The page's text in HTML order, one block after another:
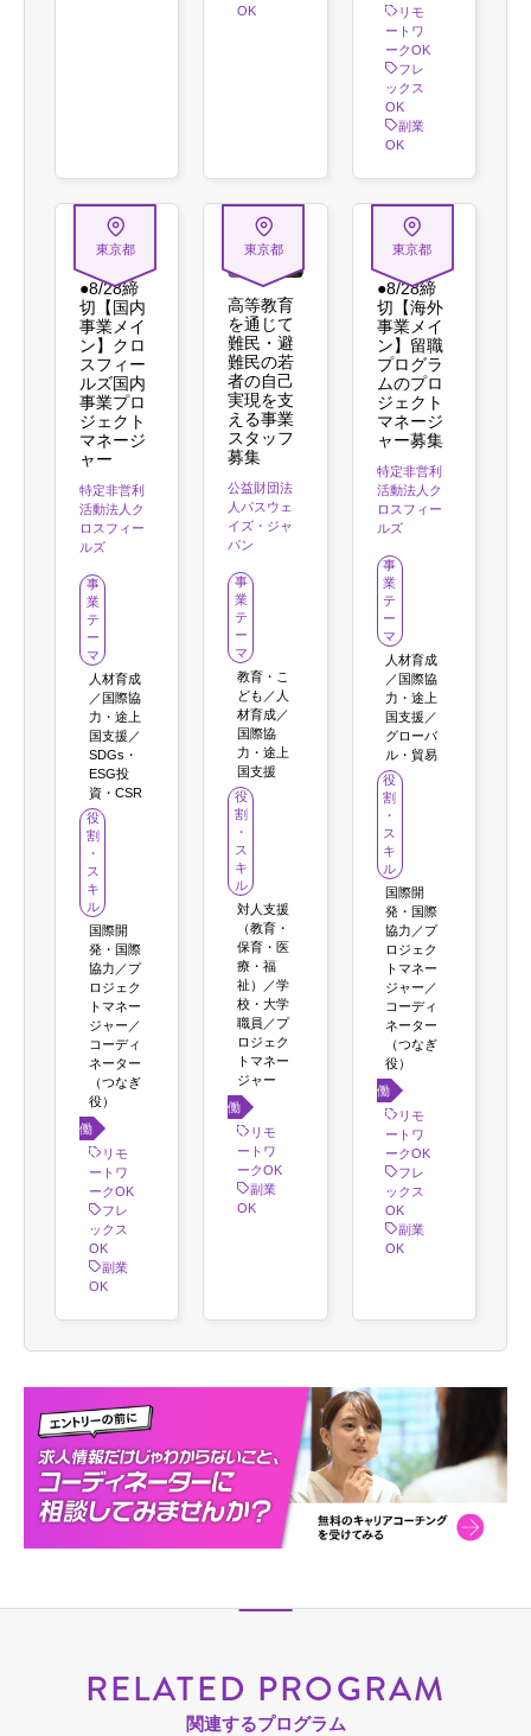
OK
方 リモ
ートワ
ークOK
フレ
ックス
OK
副業
OK
東京都
●8/28締
切【国内
事業メイ
ン】クロ
スフィー
ルズ国内
事業プロ
ジェクト
マネージ
ャー
特定非営利
活動法人ク
ロスフィー
ルズ
事
業
テ
ー
マ
人材育成
／国際協
力・途上
国支援／
SDGs・
ESG投
資・CSR
役
割
・
ス
キ
ル
国際開
発・国際
協力／プ
ロジェク
トマネー
ジャー／
コーディ
ネーター
（つなぎ
役）
働き
方 リモ
ートワ
ークOK
フレ
ックス
OK
副業
OK
東京都
高等教育
を通じて
難民・避
難民の若
者の自己
実現を支
える事業
スタッフ
募集
公益財団法
人パスウェ
イズ・ジャ
パン
事
業
テ
ー
マ
教育・こ
ども／人
材育成／
国際協
力・途上
国支援
役
割
・
ス
キ
ル
対人支援
（教育・
保育・医
療・福
祉）／学
校・大学
職員／プ
ロジェク
トマネー
ジャー
働き
方 リモ
ートワ
ークOK
副業
OK
東京都
●8/28締
切【海外
事業メイ
ン】留職
プログラ
ムのプロ
ジェクト
マネージ
ャー募集
特定非営利
活動法人ク
ロスフィー
ルズ
事
業
テ
ー
マ
人材育成
／国際協
力・途上
国支援／
グローバ
ル・貿易
役
割
・
ス
キ
ル
国際開
発・国際
協力／プ
ロジェク
トマネー
ジャー／
コーディ
ネーター
（つなぎ
役）
働き
方 リモ
ートワ
ークOK
フレ
ックス
OK
副業
OK
RELATED PROGRAM
関連するプログラム